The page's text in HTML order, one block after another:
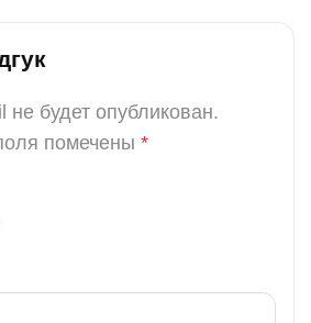
будет опубликован.
помечены *